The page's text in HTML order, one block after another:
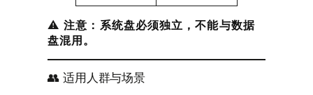
⚠️注意：系统盘必须独立，不能与数据
盘混用。
👥 适用人群与场景